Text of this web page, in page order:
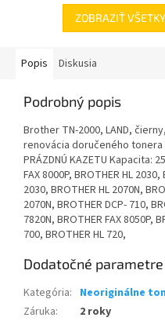
ZOBRAZIŤ
Popis Diskusia
Podrobný popis
Brother TN-2000, LAND,
renovácia doručeného tonera
PRÁZDNÚ KAZETU Kapacita:
FAX 8000P, BROTHER HL
2030, BROTHER HL 2070N,
2070N, BROTHER DCP- 710,
7820N, BROTHER FAX 8050P,
700, BROTHER HL 720,
Dodatočné parametre
Kategória: Neoriginálne
Záruka: 2 roky